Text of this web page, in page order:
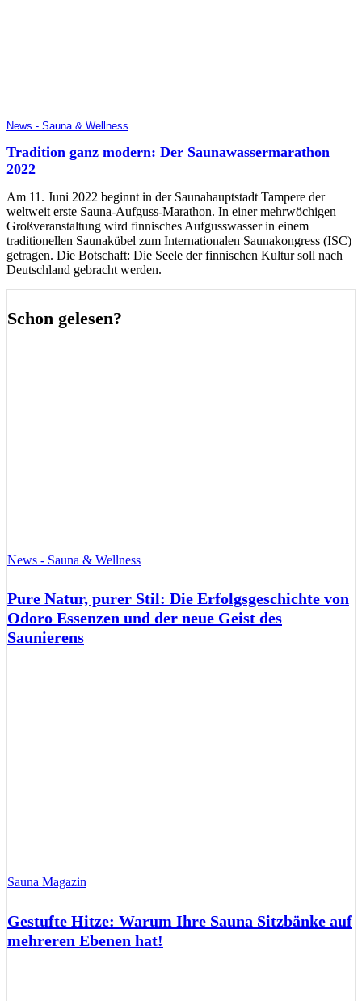
News - Sauna & Wellness
Tradition ganz modern: Der Saunawassermarathon
2022
Am 11. Juni 2022 beginnt in der Saunahauptstadt Tampere der
weltweit erste Sauna-Aufguss-Marathon. In einer mehrwöchigen
Großveranstaltung wird finnisches Aufgusswasser in einem
traditionellen Saunakübel zum Internationalen Saunakongress (ISC)
getragen. Die Botschaft: Die Seele der finnischen Kultur soll nach
Deutschland gebracht werden.
Schon gelesen?
News - Sauna & Wellness
Pure Natur, purer Stil: Die Erfolgsgeschichte von
Odoro Essenzen und der neue Geist des
Saunierens
Sauna Magazin
Gestufte Hitze: Warum Ihre Sauna Sitzbänke auf
mehreren Ebenen hat!